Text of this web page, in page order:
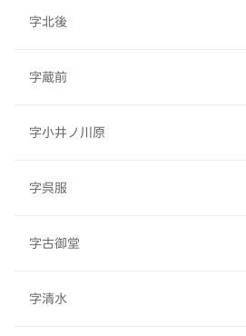
字北後
字蔵前
字小井ノ川原
字呉服
字古御堂
字清水